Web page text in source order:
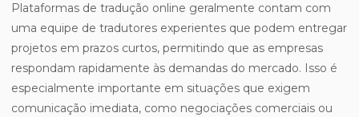
Plataformas de tradução online geralmente contam com
uma equipe de tradutores experientes que podem entregar
projetos em prazos curtos, permitindo que as empresas
respondam rapidamente às demandas do mercado. Isso é
especialmente importante em situações que exigem
comunicação imediata, como negociações comerciais ou